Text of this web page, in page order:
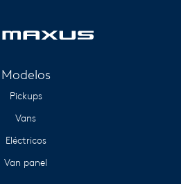
Modelos
Pickups
Vans
Eléctricos
Van panel